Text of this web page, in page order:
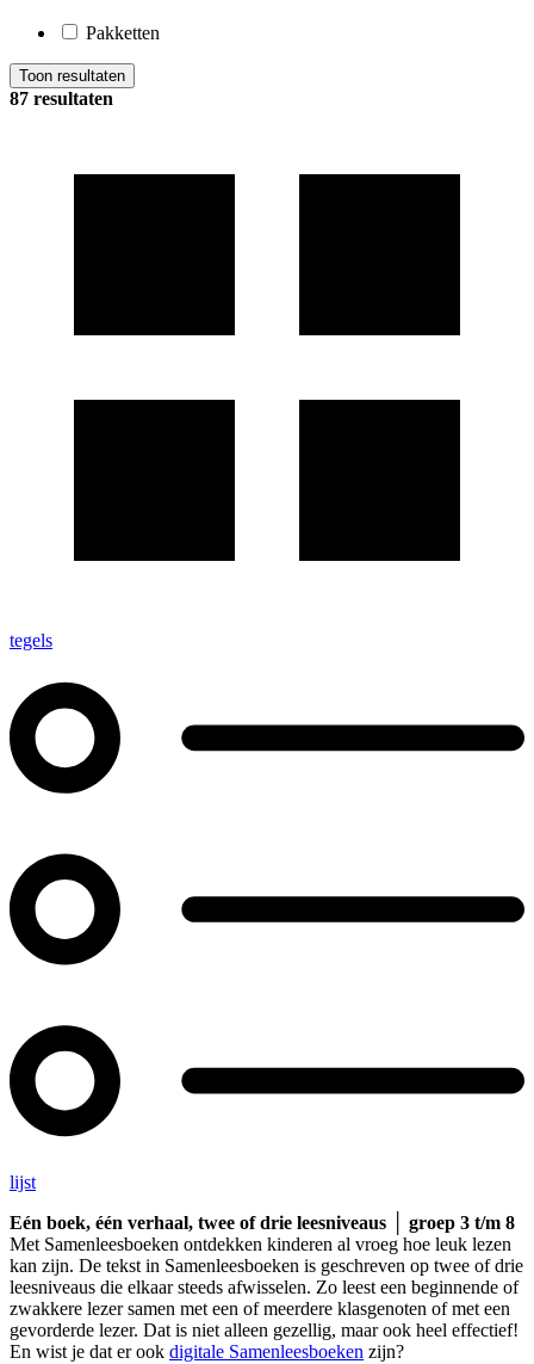
Pakketten
Toon resultaten
87 resultaten
tegels
lijst
Eén boek, één verhaal, twee of drie leesniveaus │ groep 3 t/m 8
Met Samenleesboeken ontdekken kinderen al vroeg hoe leuk lezen
kan zijn. De tekst in Samenleesboeken is geschreven op twee of drie
leesniveaus die elkaar steeds afwisselen. Zo leest een beginnende of
zwakkere lezer samen met een of meerdere klasgenoten of met een
gevorderde lezer. Dat is niet alleen gezellig, maar ook heel effectief!
En wist je dat er ook digitale Samenleesboeken zijn?